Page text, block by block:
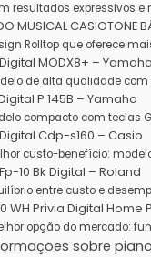
resultados expressivos e
MUSICAL CASIOTONE
Rolltop que oferece
MODX8+ – Yamaha
de alta qualidade
P 145B – Yamaha
compacto com teclas
Cdp-s160 – Casio
custo-benefício:
10 Bk Digital – Roland
entre custo e
WH Privia Digital Home
opção do mercado:
sobre